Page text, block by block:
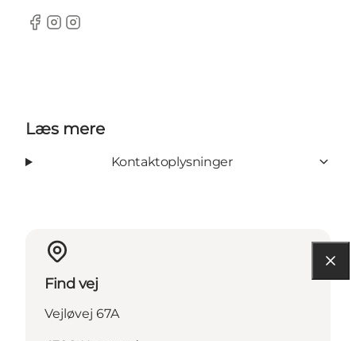
Facebook
Instagram
Instagram
Læs mere
Kontaktoplysninger
Find vej
Vejløvej 67A